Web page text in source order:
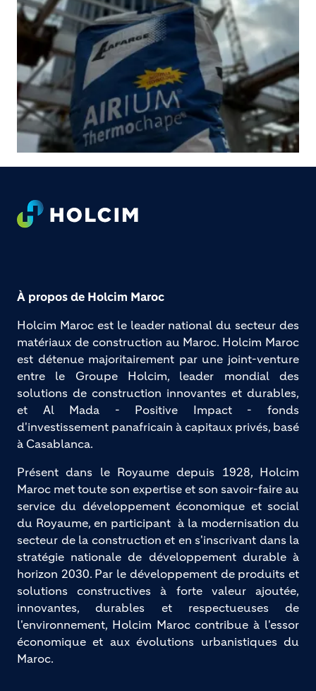
Footer
À propos de Holcim Maroc
Holcim Maroc est le leader national du secteur des
matériaux de construction au Maroc. Holcim Maroc
est détenue majoritairement par une joint-venture
entre le Groupe Holcim, leader mondial des
solutions de construction innovantes et durables,
et Al Mada - Positive Impact - fonds
d'investissement panafricain à capitaux privés, basé
à Casablanca.
Présent dans le Royaume depuis 1928, Holcim
Maroc met toute son expertise et son savoir-faire au
service du développement économique et social
du Royaume, en participant à la modernisation du
secteur de la construction et en s'inscrivant dans la
stratégie nationale de développement durable à
horizon 2030. Par le développement de produits et
solutions constructives à forte valeur ajoutée,
innovantes, durables et respectueuses de
l'environnement, Holcim Maroc contribue à l'essor
économique et aux évolutions urbanistiques du
Maroc.